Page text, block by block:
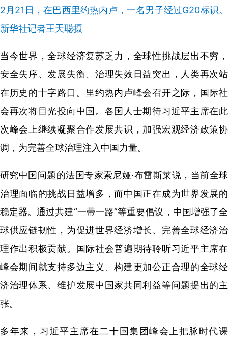
2月21日，在巴西里约热内卢，一名男子经过G20标识。
新华社记者王天聪摄
当今世界，全球经济复苏乏力，全球性挑战层出不穷，
安全失序、发展失衡、治理失效日益突出，人类再次站
在历史的十字路口。里约热内卢峰会召开之际，国际社
会再次将目光投向中国。各国人士期待习近平主席在此
次峰会上继续凝聚合作发展共识，加强宏观经济政策协
调，为完善全球治理注入中国力量。
研究中国问题的法国专家索尼娅·布雷斯莱说，当前全球
治理面临的挑战日益增多，而中国正在成为世界发展的
稳定器。通过共建“一带一路”等重要倡议，中国增强了全
球供应链韧性，为促进世界经济增长、完善全球经济治
理作出积极贡献。国际社会普遍期待聆听习近平主席在
峰会期间就支持多边主义、构建更加公正合理的全球经
济治理体系、维护发展中国家共同利益等问题提出的主
张。
多年来，习近平主席在二十国集团峰会上把脉时代课